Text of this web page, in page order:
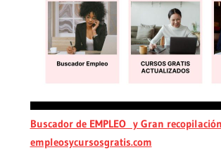
Buscador de EMPLEO y Gran
empleosycursosgratis.com